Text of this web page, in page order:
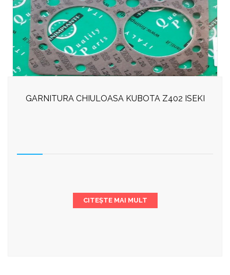
GARNITURA CHIULOASA KUBOTA Z402 ISEKI
CITEȘTE MAI MULT